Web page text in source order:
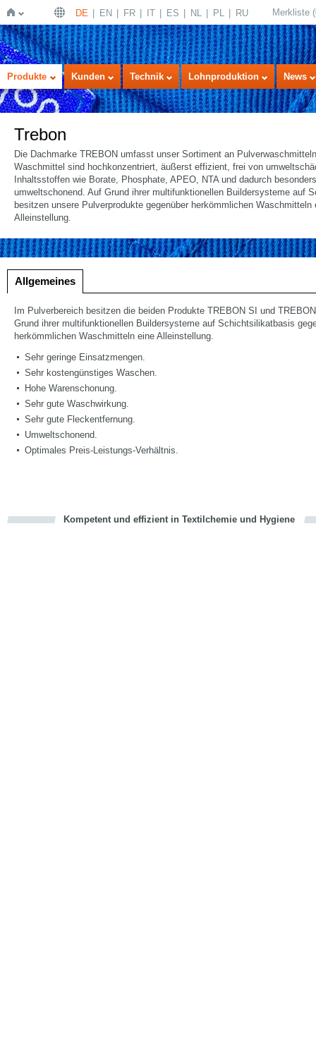
Startseite
DE EN FR IT ES NL PL RU Merkliste (
Produkte Kunden Technik Lohnproduktion News
Trebon
Die Dachmarke TREBON umfasst unser Sortiment an
Waschmittel sind hochkonzentriert, äußerst effizient, frei von
Inhaltsstoffen wie Borate, Phosphate, APEO, NTA und dadurch besonders
umweltschonend. Auf Grund ihrer multifunktionellen Buildersysteme auf
besitzen unsere Pulverprodukte gegenüber herkömmlichen Waschmitteln
Alleinstellung.
Allgemeines
Im Pulverbereich besitzen die beiden Produkte TREBON SI und
Grund ihrer multifunktionellen Buildersysteme auf Schichtsilikatbasis
herkömmlichen Waschmitteln eine Alleinstellung.
Sehr geringe Einsatzmengen.
Sehr kostengünstiges Waschen.
Hohe Warenschonung.
Sehr gute Waschwirkung.
Sehr gute Fleckentfernung.
Umweltschonend.
Optimales Preis-Leistungs-Verhältnis.
Kompetent und effizient in Textilchemie und Hygiene